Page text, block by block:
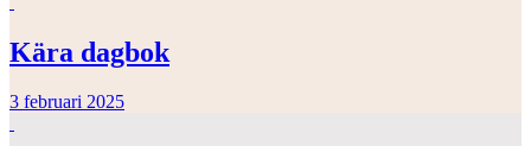
Kära dagbok
3 februari 2025